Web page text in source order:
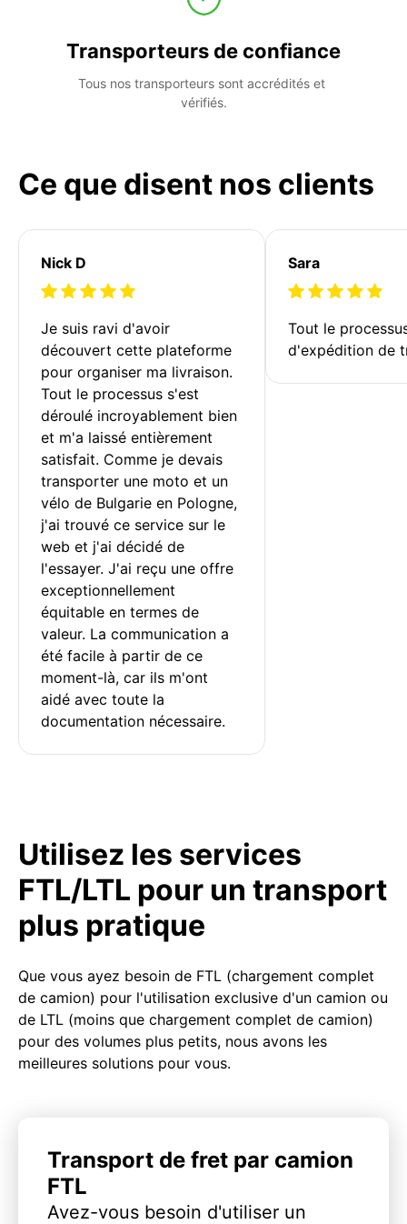
Transporteurs de confiance
Tous nos transporteurs sont accrédités et
vérifiés.
Ce que disent nos clients
Nick D
Je suis ravi d'avoir
découvert cette plateforme
pour organiser ma livraison.
Tout le processus s'est
déroulé incroyablement bien
et m'a laissé entièrement
satisfait. Comme je devais
transporter une moto et un
vélo de Bulgarie en Pologne,
j'ai trouvé ce service sur le
web et j'ai décidé de
l'essayer. J'ai reçu une offre
exceptionnellement
équitable en termes de
valeur. La communication a
été facile à partir de ce
moment-là, car ils m'ont
aidé avec toute la
documentation nécessaire.
Sara
Tout le
d'expédition de
Utilisez les services
FTL/LTL pour un transport
plus pratique
Que vous ayez besoin de FTL (chargement complet
de camion) pour l'utilisation exclusive d'un camion ou
de LTL (moins que chargement complet de camion)
pour des volumes plus petits, nous avons les
meilleures solutions pour vous.
Transport de fret par camion
FTL
Avez-vous besoin d'utiliser un